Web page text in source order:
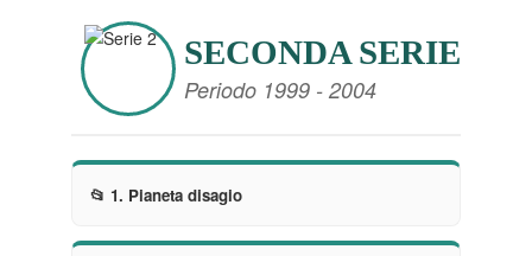
SECONDA SERIE
Periodo 1999 - 2004
📂 1. Pianeta disagio